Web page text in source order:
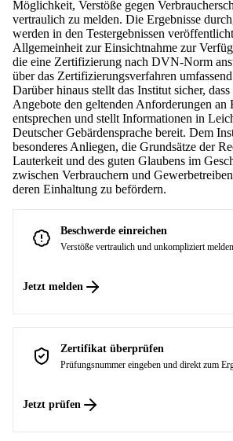
Möglichkeit, Verstöße gegen
vertraulich zu melden. Die Ergebnisse
werden in den Testergebnissen
Allgemeinheit zur Einsichtnahme zur
die eine Zertifizierung nach DVN-Norm
über das Zertifizierungsverfahren
Darüber hinaus stellt das Institut sicher,
Angebote den geltenden Anforderungen an
entsprechen und stellt Informationen in
Deutscher Gebärdensprache bereit. Dem
besonderes Anliegen, die Grundsätze der
Lauterkeit und des guten Glaubens im
zwischen Verbrauchern und
deren Einhaltung zu befördern.
Beschwerde einreichen
Verstöße vertraulich und unkompliziert melden.
Jetzt melden
Zertifikat überprüfen
Prüfungsnummer eingeben und direkt zum
Jetzt prüfen